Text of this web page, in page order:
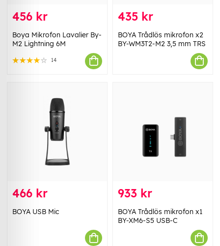
456 kr
Boya Mikrofon Lavalier By-
M2 Lightning 6M
14
435 kr
BOYA Trådlös mikrofon x2
BY-WM3T2-M2 3,5 mm TRS
466 kr
BOYA USB Mic
933 kr
BOYA Trådlös mikrofon x1
BY-XM6-S5 USB-C